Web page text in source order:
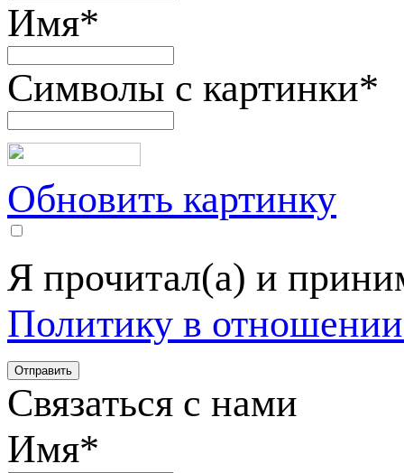
Имя*
Символы с картинки*
Обновить картинку
Я прочитал(а) и
Политику в
Связаться с нами
Имя*